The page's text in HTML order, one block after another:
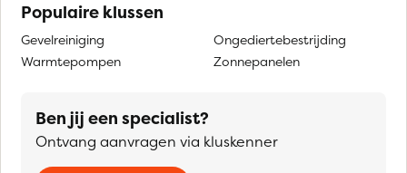
Populaire klussen
Gevelreiniging
Warmtepompen
Ongediertebestrijding
Zonnepanelen
Ben jij een specialist?
Ontvang aanvragen via kluskenner